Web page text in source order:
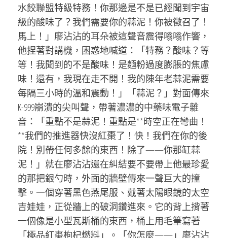
水餃聯盟特級特務！你那邊是不是已經聞到宇宙
級的酸味了？我們需要你的蒜泥！你被徵召了！
馬上！」廖沾沾的耳朵被這聲音震得嗡嗡作響，
他捏著對講機，困惑地喊道：「特務？酸味？等
等！我聞到的不是酸味！是麵粉過度膨脹的焦慮
味！還有，我現在走不開！我的陳年老蒜泥需要
每隔三小時的溫和震動！」「蒜泥？」對面傳來
K-999崩潰的尖叫聲，帶著濃濃的中藥味電子雜
音：「重點不是蒜泥！重點是**時空正在彎曲！
**我們的推進器快沒紅棗了！快！我們在你的後
院！別帶任何多餘的東西！除了——你那缸蒜
泥！」就在廖沾沾還在糾結要不要帶上他最珍愛
的那把銀勺時，外面的牆壁傳來一聲巨大的撞
擊。一個穿著黑色燕尾服、戴著太陽眼鏡的太空
吉娃娃，正從牆上的破洞鑽進來。它的背上揹著
一個像是小型瓦斯桶的東西，桶上用毛筆寫著
「極品紅棗枸杞燃料」。「你怎麼——」廖沾沾